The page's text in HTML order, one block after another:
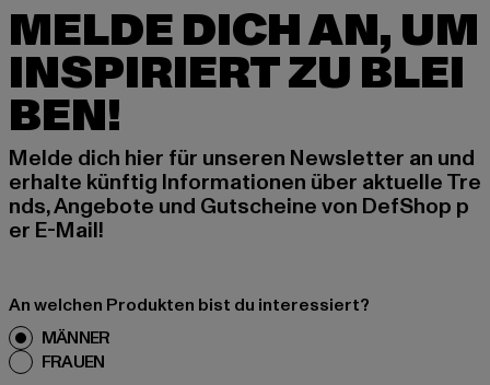
MELDE DICH AN, UM
INSPIRIERT ZU BLEI
BEN!
Melde dich hier für unseren Newsletter an und
erhalte künftig Informationen über aktuelle Tre
nds, Angebote und Gutscheine von DefShop p
er E-Mail!
An welchen Produkten bist du interessiert?
MÄNNER
FRAUEN